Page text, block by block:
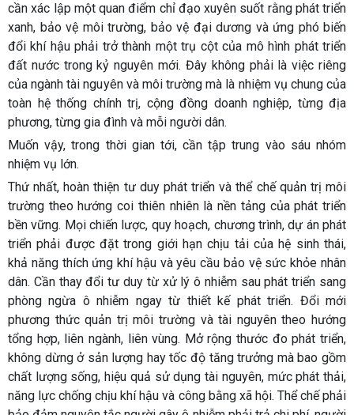
cần xác lập một quan điểm chỉ đạo xuyên suốt rằng phát triển
xanh, bảo vệ môi trường, bảo vệ đại dương và ứng phó biến
đổi khí hậu phải trở thành một trụ cột của mô hình phát triển
đất nước trong kỷ nguyên mới. Đây không phải là việc riêng
của ngành tài nguyên và môi trường mà là nhiệm vụ chung của
toàn hệ thống chính trị, cộng đồng doanh nghiệp, từng địa
phương, từng gia đình và mỗi người dân.
Muốn vậy, trong thời gian tới, cần tập trung vào sáu nhóm
nhiệm vụ lớn.
Thứ nhất, hoàn thiện tư duy phát triển và thể chế quản trị môi
trường theo hướng coi thiên nhiên là nền tảng của phát triển
bền vững. Mọi chiến lược, quy hoạch, chương trình, dự án phát
triển phải được đặt trong giới hạn chịu tải của hệ sinh thái,
khả năng thích ứng khí hậu và yêu cầu bảo vệ sức khỏe nhân
dân. Cần thay đổi tư duy từ xử lý ô nhiễm sau phát triển sang
phòng ngừa ô nhiễm ngay từ thiết kế phát triển. Đổi mới
phương thức quản trị môi trường và tài nguyên theo hướng
tổng hợp, liên ngành, liên vùng. Mở rộng thước đo phát triển,
không dừng ở sản lượng hay tốc độ tăng trưởng mà bao gồm
chất lượng sống, hiệu quả sử dụng tài nguyên, mức phát thải,
năng lực chống chịu khí hậu và công bằng xã hội. Thể chế phải